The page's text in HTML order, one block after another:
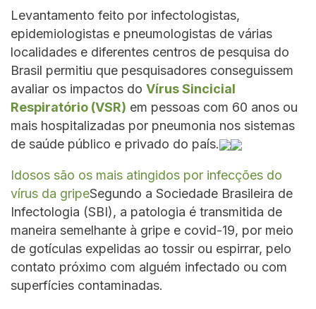
Levantamento feito por infectologistas,
epidemiologistas e pneumologistas de várias
localidades e diferentes centros de pesquisa do
Brasil permitiu que pesquisadores conseguissem
avaliar os impactos do Vírus Sincicial
Respiratório (VSR) em pessoas com 60 anos ou
mais hospitalizadas por pneumonia nos sistemas
de saúde público e privado do país.
Idosos são os mais atingidos por infecções do
vírus da gripeSegundo a Sociedade Brasileira de
Infectologia (SBI), a patologia é transmitida de
maneira semelhante à gripe e covid-19, por meio
de gotículas expelidas ao tossir ou espirrar, pelo
contato próximo com alguém infectado ou com
superfícies contaminadas.